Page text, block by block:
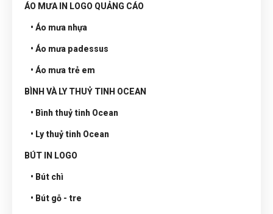
ÁO MƯA IN LOGO QUẢNG CÁO
• Áo mưa nhựa
• Áo mưa padessus
• Áo mưa trẻ em
BÌNH VÀ LY THUỶ TINH OCEAN
• Bình thuỷ tinh Ocean
• Ly thuỷ tinh Ocean
BÚT IN LOGO
• Bút chì
• Bút gỗ - tre